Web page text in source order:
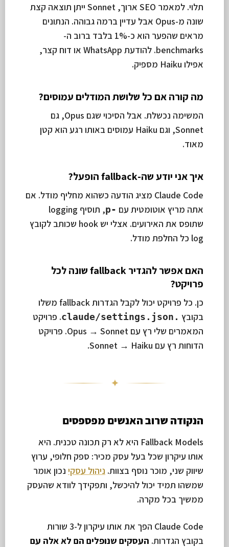
תלוי. למאמר SEO ארוך, Sonnet ייתן תוצאה קצת
שונה מ-Opus אבל עדיין ברמה גבוהה. הנתונים
מראים שהפער הוא כ-1% בלבד ברוב ה-
benchmarks. להודעת WhatsApp או דוח קצר,
אפילו Haiku מספיק.
מה קורה אם כל שלושת המודלים עמוסים?
המשימה נכשלת. אבל הסיכוי שגם Opus, גם
Sonnet, וגם Haiku עמוסים באותו רגע הוא קטן
מאוד.
איך אני יודע שה-fallback הופעל?
Claude Code מציג הודעה כשהוא מחליף מודל. אם
אתה מריץ אוטומטית עם -p
, תוסיף logging
שתופס את האירועים. אצלי יש hook שכותב לקובץ
log כל החלפת מודל.
האם אפשר להגדיר fallback שונה לכל
פרויקט?
כן. כל פרויקט יכול לקבל הגדרות fallback משלו
בקובץ .claude/settings.json
. פרויקט
המאמרים שלי רץ עם Opus → Sonnet. פרויקט
הדוחות רץ עם Sonnet → Haiku.
✦
הנקודה שרוב האנשים מפספסים
Fallback Models היא לא רק תכונה טכנית. היא
אותו עיקרון שכל בעל עסק מכיר: ספק חלופי, ערוץ
שיווק שני, מוכר נוסף בצוות. ניהול עסקי נכון אומר
שמשהו תמיד יכול להיכשל, ותפקידך לוודא שהעסק
ממשיך בכל מקרה.
Claude Code הפך את אותו עיקרון ל-3 שורות
בקובץ הגדרות. העסקים שנופלים הם לא אלה עם